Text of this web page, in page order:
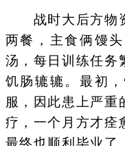
战时大后方物资
两餐，主食俩馒
汤，每日训练任务
饥肠辘辘。最初
服，因此患上严重
疗，一个月方才痊
最终也顺利毕业了